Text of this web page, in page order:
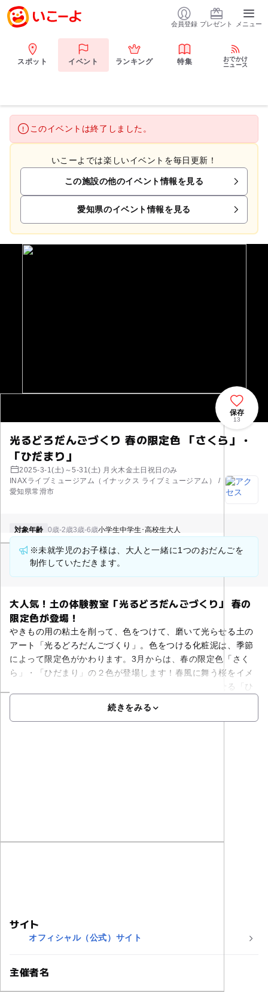
会員登録 プレゼント メニュー
スポット イベント ランキング 特集
おでかけ
ニュース
このイベントは終了しました。
いこーよでは楽しいイベントを毎日更新！
この施設の他のイベント情報を見る
愛知県のイベント情報を見る
光るどろだんごづくり 春の限定色 「さくら」・
「ひだまり」
2025-3-1(土)～5-31(土) 月火木金土日祝日のみ
INAXライブミュージアム（イナックス ライブミュージアム） /
愛知県常滑市
保存
13
対象年齢 0歳-2歳3歳-6歳小学生中学生･高校生大人
※未就学児のお子様は、大人と一緒に1つのおだんごを
制作していただきます。
大人気！土の体験教室「光るどろだんごづくり」 春の
限定色が登場！
やきもの用の粘土を削って、色をつけて、磨いて光らせる土の
アート「光るどろだんごづくり」。色をつける化粧泥は、季節
によって限定色がかわります。3月からは、春の限定色「さく
ら」・「ひだまり」の２色が登場します！春風に舞う桜をイメ
ージした「さくら色」春の陽だまりの暖かさを感じさせる「ひ
続きをみる
サイト
オフィシャル（公式）サイト
主催者名